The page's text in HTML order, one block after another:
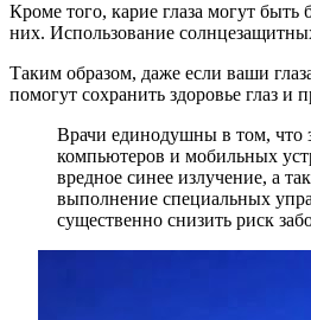
Кроме того, карие глаза могут
них. Использование
Таким образом, даже если ваши
помогут сохранить здоровье глаз
Врачи единодушны в том, что
компьютеров и мобильных
вредное синее излучение, а
выполнение специальных
существенно снизить риск